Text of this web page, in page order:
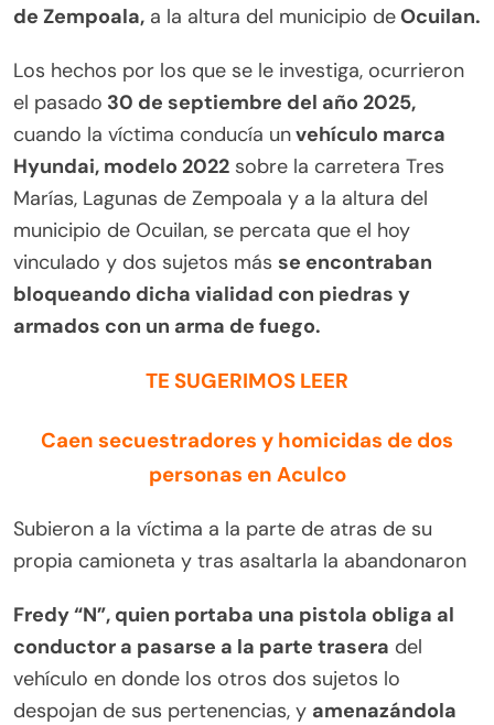
de Zempoala, a la altura del municipio deOcuilan.
Los hechos por los que se le investiga, ocurrieron
el pasado 30 de septiembre del año 2025,
cuando la víctima conducía unvehículo marca
Hyundai, modelo 2022 sobre la carretera Tres
Marías, Lagunas de Zempoala y a la altura del
municipio de Ocuilan, se percata que el hoy
vinculado y dos sujetos más se encontraban
bloqueando dicha vialidad con piedras y
armados con un arma de fuego.
TE SUGERIMOS LEER
Caen secuestradores y homicidas de dos
personas en Aculco
Subieron a la víctima a la parte de atras de su
propia camioneta y tras asaltarla la abandonaron
Fredy “N”, quien portaba una pistola obliga al
conductor a pasarse a la parte trasera del
vehículo en donde los otros dos sujetos lo
despojan de sus pertenencias, y amenazándola